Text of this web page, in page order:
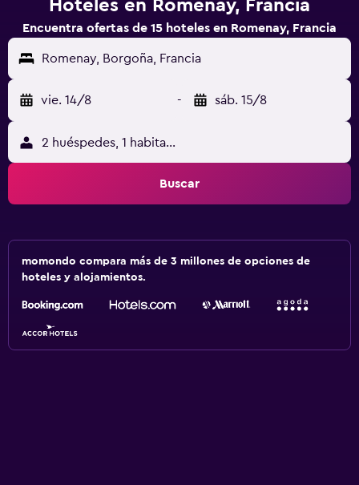
Hoteles en Romenay, Francia
Encuentra ofertas de 15 hoteles en Romenay, Francia
Romenay, Borgoña, Francia
vie. 14/8 - sáb. 15/8
2 huéspedes, 1 habitación
Buscar
momondo compara más de 3 millones de opciones de
hoteles y alojamientos.